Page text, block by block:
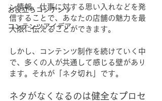
お役立ちコンテンツ
コンテンツアイデア
ン情報、仕事に対する思い入れなどを発
信することで、あなたの店舗の魅力を最
大限に伝えることができます。
しかし、コンテンツ制作を続けていく中
で、多くの人が共通して感じる壁があり
ます。それが「ネタ切れ」です。
ネタがなくなるのは健全なプロセ